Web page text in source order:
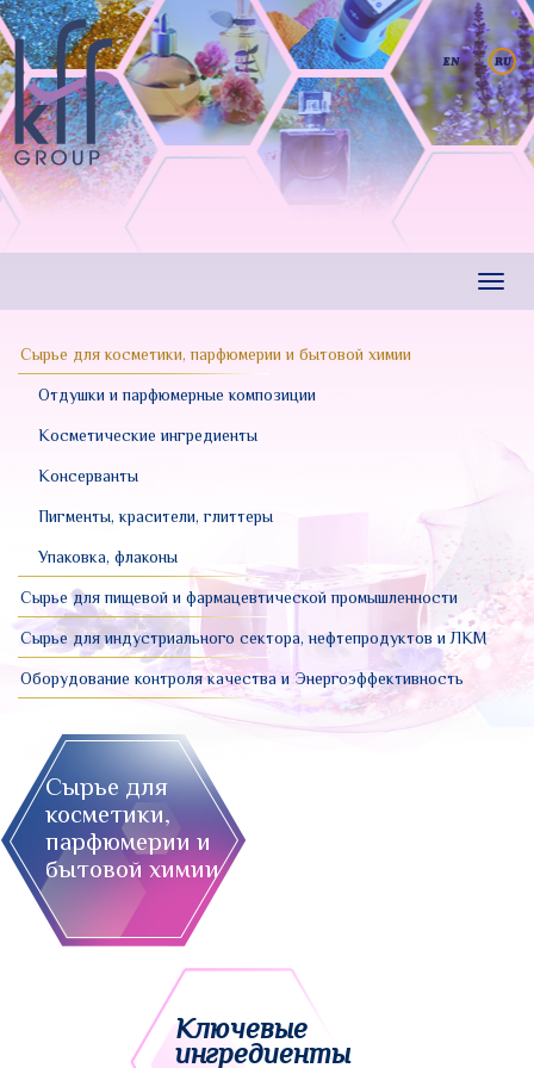
Перейти
к
основному
содержанию
Сырье для косметики, парфюмерии и бытовой химии
Отдушки и парфюмерные композиции
Косметические ингредиенты
Консерванты
Пигменты, красители, глиттеры
Упаковка, флаконы
Сырье для пищевой и фармацевтической промышленности
Сырье для индустриального сектора, нефтепродуктов и ЛКМ
Оборудование контроля качества и Энергоэффективность
Сырье для
косметики,
парфюмерии и
бытовой химии
Ключевые
ингредиенты